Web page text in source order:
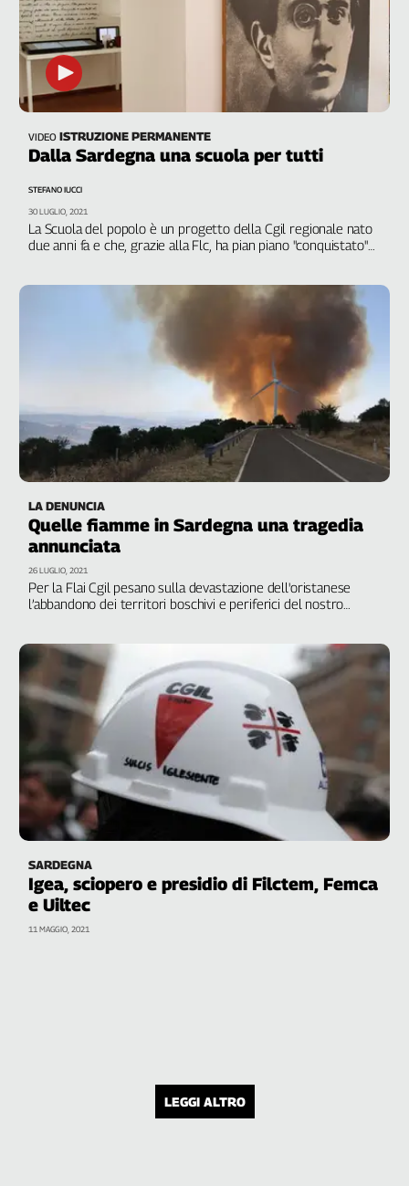
VIDEO ISTRUZIONE PERMANENTE
Dalla Sardegna una scuola per tutti
La Scuola del popolo è un progetto della Cgil regionale nato
due anni fa e che, grazie alla Flc, ha pian piano "conquistato"
cose nuove o riprendere i fili interrotti della propria
educazione. Neanche la pandemia li ha fermati: grazie alla
rete sono state sperimentate nuove modalità di interazione
educativa non in presenza
STEFANO IUCCI
30 LUGLIO, 2021
LA DENUNCIA
Quelle fiamme in Sardegna una tragedia
annunciata
Per la Flai Cgil pesano sulla devastazione dell'oristanese
l’abbandono dei territori boschivi e periferici del nostro
climatici. Serve un impegno del governo sia a livello locale
che nazionale per riformare il sistema di cura dell'ambiente
26 LUGLIO, 2021
SARDEGNA
Igea, sciopero e presidio di Filctem, Femca
e Uiltec
11 MAGGIO, 2021
LEGGI ALTRO